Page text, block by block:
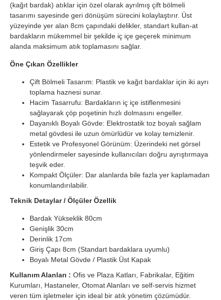
(kağıt bardak) atıklar için özel olarak ayrılmış çift bölmeli
tasarımı sayesinde geri dönüşüm sürecini kolaylaştırır. Üst
yüzeyinde yer alan 8cm çapındaki delikler, standart kullan-at
bardakların mükemmel bir şekilde iç içe geçerek minimum
alanda maksimum atık toplamasını sağlar.
Öne Çıkan Özellikler
Çift Bölmeli Tasarım: Plastik ve kağıt bardaklar için iki ayrı
toplama haznesi sunar.
Hacim Tasarrufu: Bardakların iç içe istiflenmesini
sağlayarak çöp poşetinin hızlı dolmasını engeller.
Dayanıklı Boyalı Gövde: Elektrostatik toz boyalı sağlam
metal gövdesi ile uzun ömürlüdür ve kolay temizlenir.
Estetik ve Profesyonel Görünüm: Üzerindeki net görsel
yönlendirmeler sayesinde kullanıcıları doğru ayrıştırmaya
teşvik eder.
Kompakt Ölçüler: Dar alanlarda bile fazla yer kaplamadan
konumlandırılabilir.
Teknik Detaylar / Ölçüler Özellik
Bardak Yükseklik 80cm
Genişlik 30cm
Derinlik 17cm
Giriş Çapı 8cm (Standart bardaklara uyumlu)
Boyalı Metal Gövde / Plastik Üst Kapak
Kullanım Alanları : Ofis ve Plaza Katları, Fabrikalar, Eğitim
Kurumları, Hastaneler, Otomat Alanları ve self-servis hizmet
veren tüm işletmeler için ideal bir atık yönetim çözümüdür.